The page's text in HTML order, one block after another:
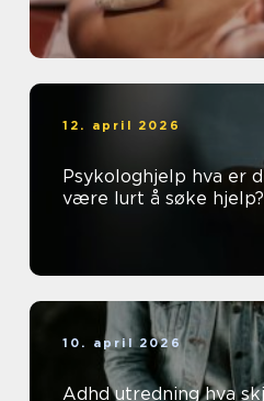
12. april 2026
Psykologhjelp hva er det, og når kan det
være lurt å søke hjelp?
10. april 2026
Adhd utredning hva skjer, og hva bør du